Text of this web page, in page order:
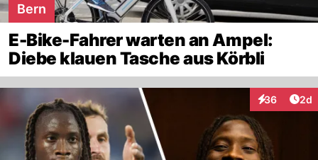
Bern
E-Bike-Fahrer warten an Ampel:
Diebe klauen Tasche aus Körbli
36
Interaktionen
2d